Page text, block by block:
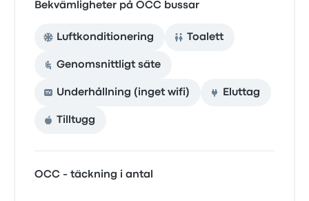
Bekvämligheter på OCC bussar
Luftkonditionering Toalett
Genomsnittligt säte
Underhållning (inget wifi) Eluttag
Tilltugg
OCC - täckning i antal